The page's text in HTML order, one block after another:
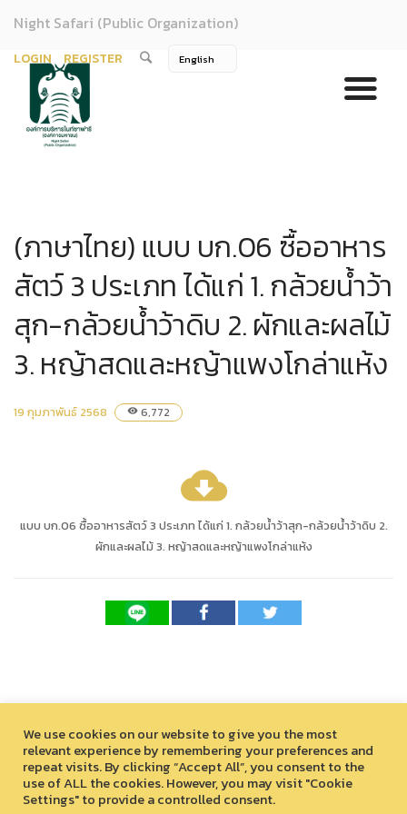
Night Safari (Public Organization)
LOGIN REGISTER
(ภาษาไทย) แบบ บก.06 ซื้ออาหาร
สัตว์ 3 ประเภท ได้แก่ 1. กล้วยน้ำว้า
สุก-กล้วยน้ำว้าดิบ 2. ผักและผลไม้
3. หญ้าสดและหญ้าแพงโกล่าแห้ง
19 กุมภาพันธ์ 2568 visibility 6,772
cloud_download
แบบ บก.06 ซื้ออาหารสัตว์ 3 ประเภท ได้แก่ 1. กล้วยน้ำว้าสุก-กล้วยน้ำว้าดิบ 2.
ผักและผลไม้ 3. หญ้าสดและหญ้าแพงโกล่าแห้ง
We use cookies on our website to give you the most
relevant experience by remembering your preferences and
repeat visits. By clicking “Accept All”, you consent to the
use of ALL the cookies. However, you may visit "Cookie
Settings" to provide a controlled consent.